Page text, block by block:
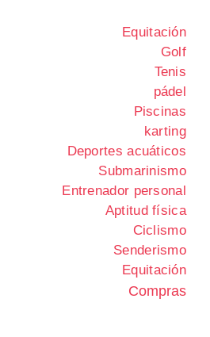
Equitación
Golf
Tenis
pádel
Piscinas
karting
Deportes acuáticos
Submarinismo
Entrenador personal
Aptitud física
Ciclismo
Senderismo
Equitación
Compras